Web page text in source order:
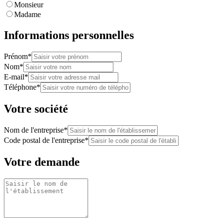
Monsieur
Madame
Informations personnelles
Prénom*
Nom*
E-mail*
Téléphone*
Votre société
Nom de l'entreprise*
Code postal de l'entreprise*
Votre demande